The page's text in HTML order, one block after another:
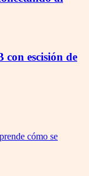
escisión de
cómo se